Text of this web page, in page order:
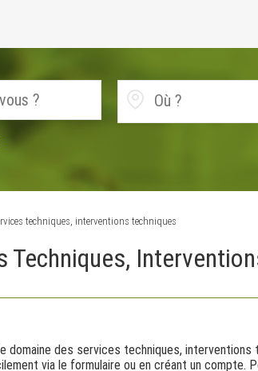
techniques, interventions techniques
Techniques,
des services techniques, interventions
via le formulaire ou en créant un compte.